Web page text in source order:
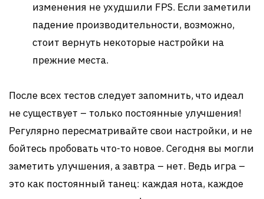
изменения не ухудшили FPS. Если заметили
падение производительности, возможно,
стоит вернуть некоторые настройки на
прежние места.
После всех тестов следует запомнить, что идеал
не существует – только постоянные улучшения!
Регулярно пересматривайте свои настройки, и не
бойтесь пробовать что-то новое. Сегодня вы могли
заметить улучшения, а завтра – нет. Ведь игра –
это как постоянный танец: каждая нота, каждое